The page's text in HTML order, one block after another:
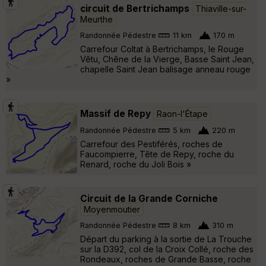
circuit de Bertrichamps
Thiaville-sur-
Meurthe
Randonnée Pédestre 11 km 170 m
Carrefour Coltat à Bertrichamps, le Rouge
Vêtu, Chêne de la Vierge, Basse Saint Jean,
chapelle Saint Jean balisage anneau rouge
»
Massif de Repy Raon-l'Étape
Randonnée Pédestre 5 km 220 m
Carrefour des Pestiférés, roches de
Faucompierre, Tête de Repy, roche du
Renard, roche du Joli Bois »
Circuit de la Grande Corniche
Moyenmoutier
Randonnée Pédestre 8 km 310 m
Départ du parking à la sortie de La Trouche
sur la D392, col de la Croix Collé, roche des
Rondeaux, roches de Grande Basse, roche